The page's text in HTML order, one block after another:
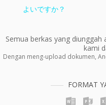
よいですか？
Semua berkas yang
kami
Dengan meng-upload dokumen,
FORMAT